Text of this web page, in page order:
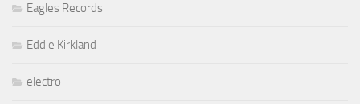
Eagles Records
Eddie Kirkland
electro